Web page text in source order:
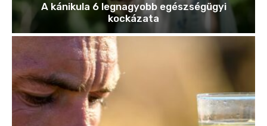
A kánikula 6 legnagyobb egészségügyi
kockázata